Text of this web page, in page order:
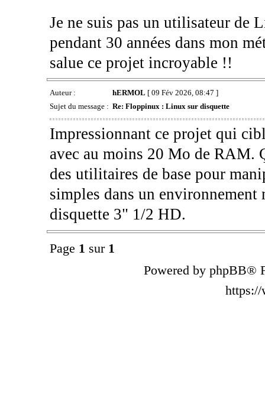
Je ne suis pas un utilisateur de
pendant 30 années dans mon
salue ce projet incroyable !!
Auteur : hERMOL [ 09 Fév 2026, 08:47 ]
Sujet du message : Re: Floppinux : Linux sur disquette
Impressionnant ce projet qui
avec au moins 20 Mo de RAM.
des utilitaires de base pour
simples dans un
disquette 3" 1/2 HD.
Page 1 sur 1
Powered by phpBB®
https://